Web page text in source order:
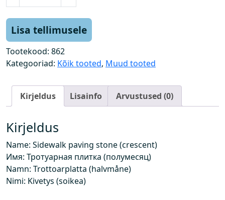
i
t
e
a
a
t
(
p
o
o
Lisa tellimusele
Tootekood: 862
Kategooriad: Kõik tooted, Muud tooted
Kirjeldus Lisainfo Arvustused (0)
Kirjeldus
Name: Sidewalk paving stone (crescent)
Имя: Тротуарная плитка (полумесяц)
Namn: Trottoarplatta (halvmåne)
Nimi: Kivetys (soikea)